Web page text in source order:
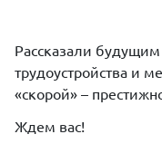
Рассказали
трудоустройства и
«скорой» –
Ждем вас!